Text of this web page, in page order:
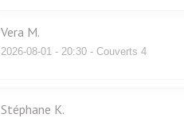
Vera M
2026-08-01 - 20:30 - Couverts 4
Stéphane K